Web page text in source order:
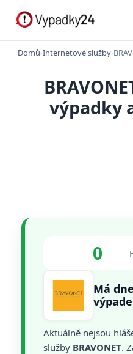
Domů›Internetové služby›
výpadky
0
Má
Aktuálně nejsou
služby BRAVONET.